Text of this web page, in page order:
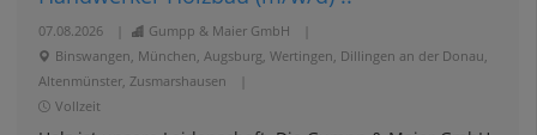
07.08.2026 Gumpp & Maier GmbH
Binswangen, München, Augsburg, Wertingen, Dillingen an der Donau,
Altenmünster, Zusmarshausen
Vollzeit